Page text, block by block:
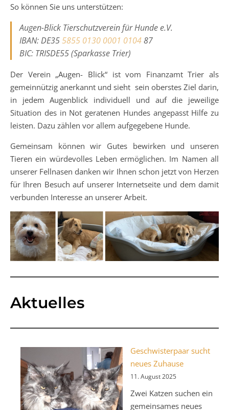
So können Sie uns unterstützen:
Augen-Blick Tierschutzverein für Hunde e.V.
IBAN: DE355855 0130 0001 010487
BIC: TRISDE55 (Sparkasse Trier)
Der Verein „Augen- Blick“ ist vom Finanzamt Trier als
gemeinnützig anerkannt und sieht sein oberstes Ziel darin,
in jedem Augenblick individuell und auf die jeweilige
Situation des in Not geratenen Hundes angepasst Hilfe zu
leisten. Dazu zählen vor allem aufgegebene Hunde.
Gemeinsam können wir Gutes bewirken und unseren
Tieren ein würdevolles Leben ermöglichen. Im Namen all
unserer Fellnasen danken wir Ihnen schon jetzt von Herzen
für Ihren Besuch auf unserer Internetseite und dem damit
verbunden Interesse an unserer Arbeit.
Aktuelles
Geschwisterpaar sucht
neues Zuhause
11. August 2025
Zwei Katzen suchen ein
gemeinsames neues